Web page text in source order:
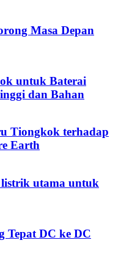
Masa Depan
untuk Baterai
dan Bahan
Tiongkok terhadap
Earth
utama untuk
Tepat DC ke DC